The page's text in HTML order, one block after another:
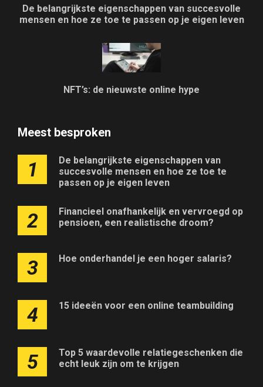
De belangrijkste eigenschappen van succesvolle
mensen en hoe ze toe te passen op je eigen leven
NFT’s: de nieuwste online hype
Meest besproken
1
De belangrijkste eigenschappen van
succesvolle mensen en hoe ze toe te
passen op je eigen leven
2
Financieel onafhankelijk en vervroegd op
pensioen, een realistische droom?
3 Hoe onderhandel je een hoger salaris?
4 15 ideeën voor een online teambuilding
5
Top 5 waardevolle relatiegeschenken die
echt leuk zijn om te krijgen